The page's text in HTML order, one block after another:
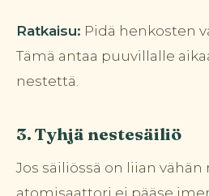
Ratkaisu: Pidä henkosten
Tämä antaa puuvillalle
nestettä.
3. Tyhjä nestesäiliö
Jos säiliössä on liian
atomisaattori ei pääse